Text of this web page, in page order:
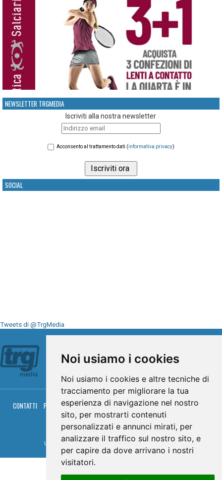
Noi usiamo i cookies
Noi usiamo i cookies e altre tecniche di
tracciamento per migliorare la tua
esperienza di navigazione nel nostro
sito, per mostrarti contenuti
personalizzati e annunci mirati, per
analizzare il traffico sul nostro sito, e
per capire da dove arrivano i nostri
visitatori.
NEWSLETTER TRGMEDIA
Iscriviti alla nostra newsletter
Acconsento al trattamento dati (informativa privacy)
SOCIAL
Tweets di @TrgMedia
CONTATTI PRIVACY COOKIES PALINSESTO DIRETTA TV
DIRETTA RADIO
RGM HITRADIO
© TRG Media 2005-2026
Umbria Televisioni s.r.l. - P.I.00496230541 - - Powered by